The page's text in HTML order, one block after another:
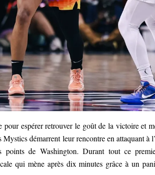
espérer retrouver le goût de la victoire et
démarrent leur rencontre en attaquant à
points de Washington. Durant tout ce
qui mène après dix minutes grâce à un